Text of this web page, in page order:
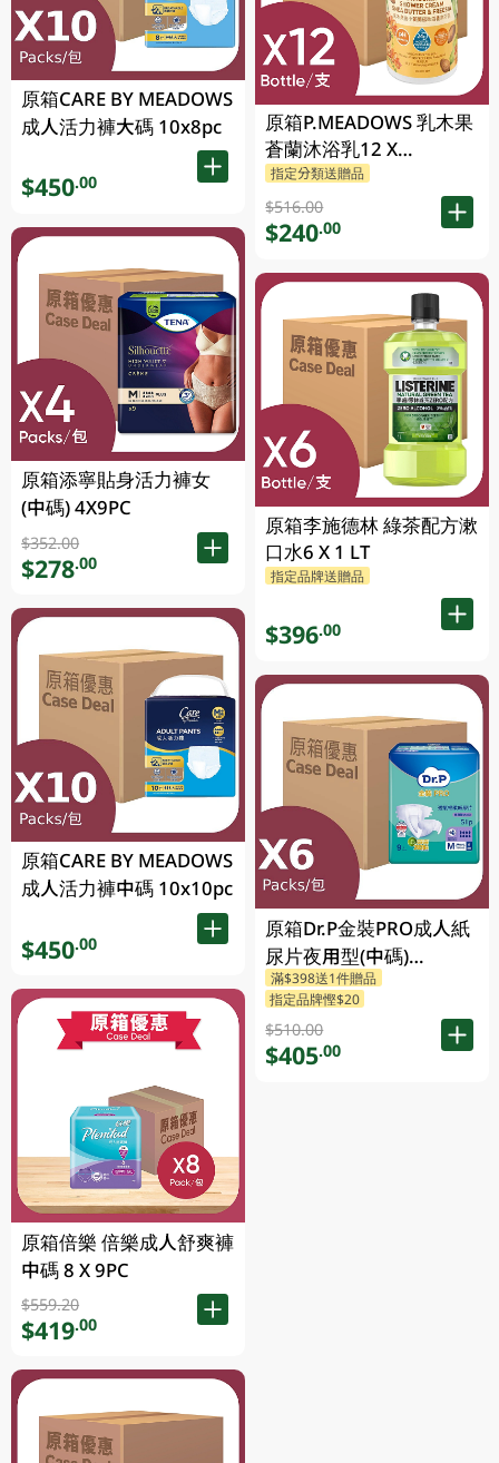
原箱CARE BY MEADOWS
成人活力褲大碼 10x8pc
$450.00
原箱添寧貼身活力褲女
(中碼) 4X9PC
$352.00
$278.00
原箱CARE BY MEADOWS
成人活力褲中碼 10x10pc
$450.00
原箱倍樂 倍樂成人舒爽褲
中碼 8 X 9PC
$559.20
$419.00
原箱P.MEADOWS 乳木果
蒼蘭沐浴乳12 X
23P.MEADOWS GM
指定分類送贈品
$516.00
$240.00
原箱李施德林 綠茶配方漱
口水6 X 1 LT
指定品牌送贈品
$396.00
原箱Dr.P金裝PRO成人紙
尿片夜用型(中碼)
6X9PCS
滿$398送1件贈品
指定品牌慳$20
$510.00
$405.00